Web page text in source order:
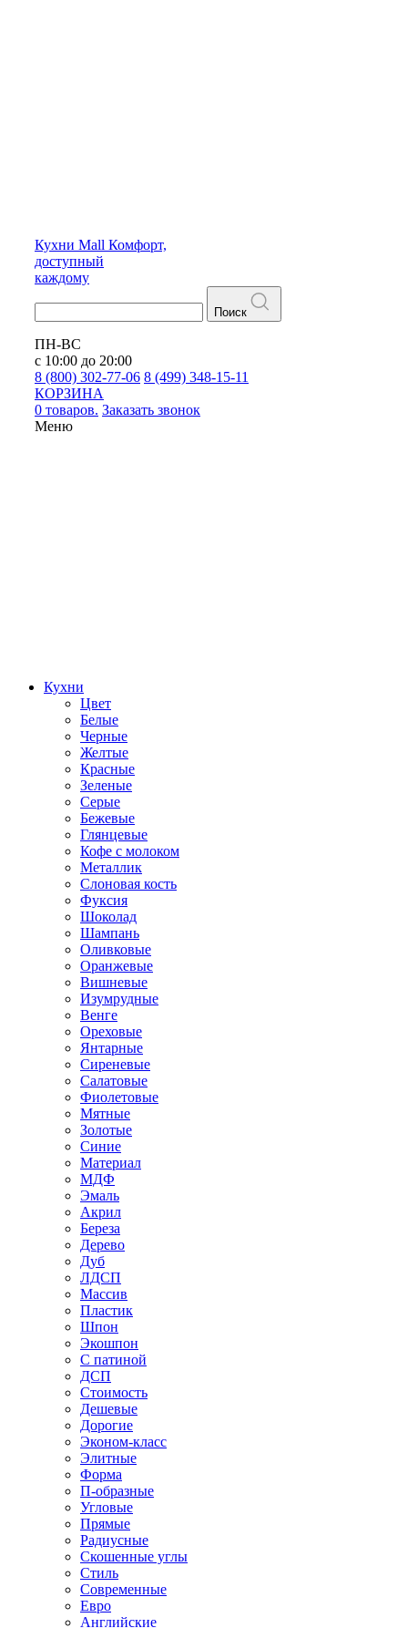
Кухни Mall Комфорт,
доступный
каждому
Поиск
ПН-ВС
с 10:00 до 20:00
8 (800) 302-77-06 8 (499) 348-15-11
КОРЗИНА
0 товаров. Заказать звонок
Меню
Кухни
Цвет
Белые
Черные
Желтые
Красные
Зеленые
Серые
Бежевые
Глянцевые
Кофе с молоком
Металлик
Слоновая кость
Фуксия
Шоколад
Шампань
Оливковые
Оранжевые
Вишневые
Изумрудные
Венге
Ореховые
Янтарные
Сиреневые
Салатовые
Фиолетовые
Мятные
Золотые
Синие
Материал
МДФ
Эмаль
Акрил
Береза
Дерево
Дуб
ЛДСП
Массив
Пластик
Шпон
Экошпон
С патиной
ДСП
Стоимость
Дешевые
Дорогие
Эконом-класс
Элитные
Форма
П-образные
Угловые
Прямые
Радиусные
Скошенные углы
Стиль
Современные
Евро
Английские